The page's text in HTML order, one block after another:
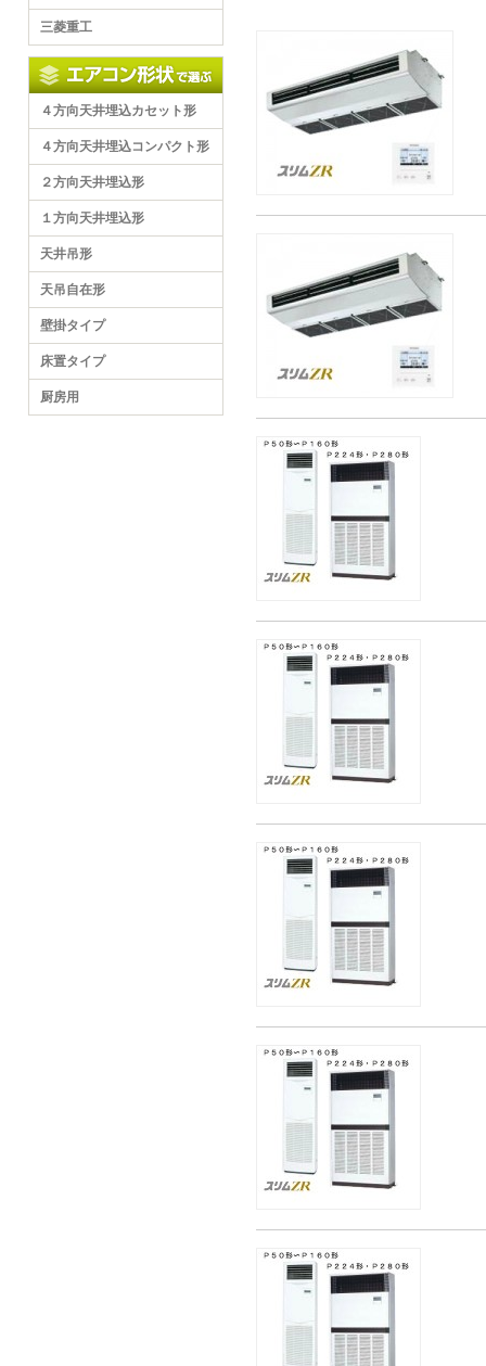
三菱重工
４方向天井埋込カセット形
４方向天井埋込コンパクト形
２方向天井埋込形
１方向天井埋込形
天井吊形
天吊自在形
壁掛タイプ
床置タイプ
厨房用